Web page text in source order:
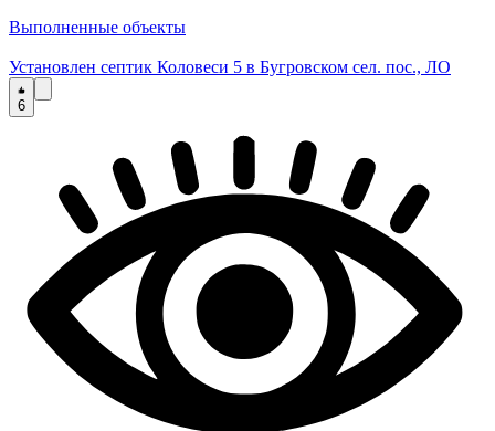
Выполненные объекты
Установлен септик Коловеси 5 в Бугровском сел. пос., ЛО
6